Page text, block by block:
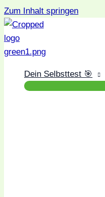
Zum Inhalt springen
Dein Selbsttest 🎯